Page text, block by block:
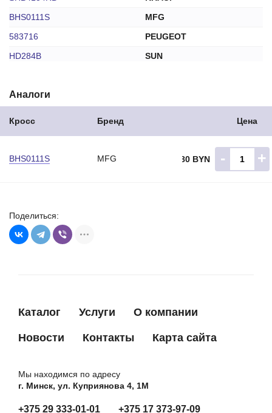
BHS0111S
MFG
583716
PEUGEOT
HD284B
SUN
TT51102
Аналоги
Кросс Бренд Цена
BHS0111S MFG 28.80 BYN - +
Поделиться:
Каталог Услуги О компании
Новости Контакты Карта сайта
Мы находимся по адресу
г. Минск, ул. Куприянова 4, 1М
+375 29 333-01-01 +375 17 373-97-09